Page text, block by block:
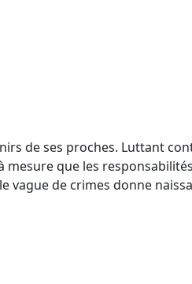
de ses proches. Luttant
mesure que les
de crimes donne